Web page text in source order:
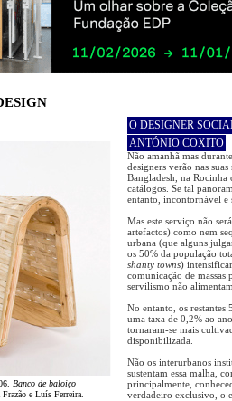
Banco de baloiço
e Luís Ferreira.
O DESIGNER
ANTÓNIO COXITO
Não amanhã mas
designers verão nas
Bangladesh, na
catálogos. Se tal
entanto, incontornável e
Mas este serviço não
artefactos) como nem
urbana (que alguns
os 50% da população
shanty towns)
comunicação de massas
servilismo não
No entanto, os restantes
uma taxa de 0,2% ao
tornaram-se mais
disponibilizada.
Não os interurbanos
sustentam essa malha,
principalmente,
verdadeiro exclusivo, o